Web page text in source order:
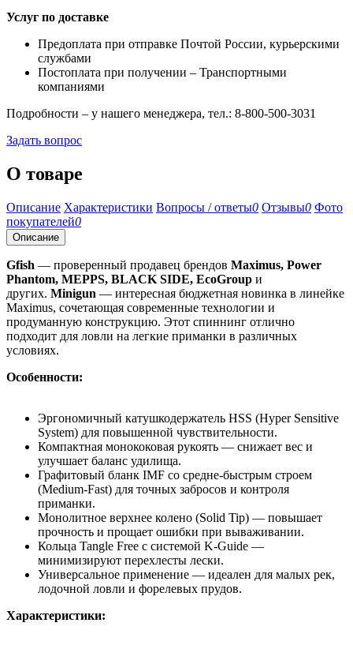
Услуг по доставке
Предоплата при отправке Почтой России, курьерскими
службами
Постоплата при получении – Транспортными
компаниями
Подробности – у нашего менеджера, тел.: 8-800-500-3031
Задать вопрос
О товаре
Описание Характеристики Вопросы / ответы0 Отзывы0 Фото
покупателей0
Описание
Gfish — проверенный продавец брендов Maximus, Power
Phantom, MEPPS, BLACK SIDE, EcoGroup и
других. Minigun — интересная бюджетная новинка в линейке
Maximus, сочетающая современные технологии и
продуманную конструкцию. Этот спиннинг отлично
подходит для ловли на легкие приманки в различных
условиях.
Особенности:
Эргономичный катушкодержатель HSS (Hyper Sensitive
System) для повышенной чувствительности.
Компактная монококовая рукоять — снижает вес и
улучшает баланс удилища.
Графитовый бланк IMF со средне-быстрым строем
(Medium-Fast) для точных забросов и контроля
приманки.
Монолитное верхнее колено (Solid Tip) — повышает
прочность и прощает ошибки при вываживании.
Кольца Tangle Free с системой K-Guide —
минимизируют перехлесты лески.
Универсальное применение — идеален для малых рек,
лодочной ловли и форелевых прудов.
Характеристики: